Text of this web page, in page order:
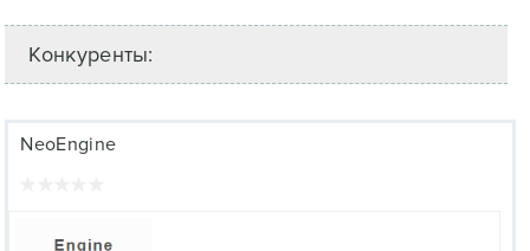
Конкуренты:
NeoEngine